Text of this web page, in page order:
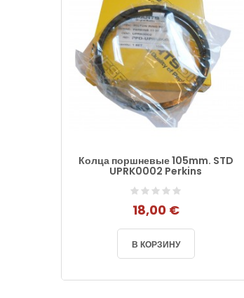
Колца поршневые 105mm. STD
UPRK0002 Perkins
18,00 €
В КОРЗИНУ